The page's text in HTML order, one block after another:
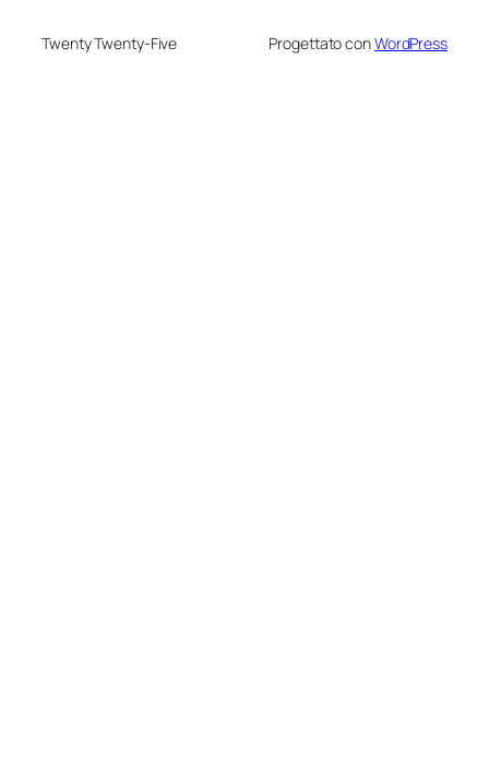
Twenty Twenty-Five Progettato conWordPress